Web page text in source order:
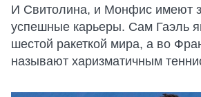
И Свитолина, и Монфис имеют
успешные карьеры. Сам Гаэль
шестой ракеткой мира, а во
называют харизматичным